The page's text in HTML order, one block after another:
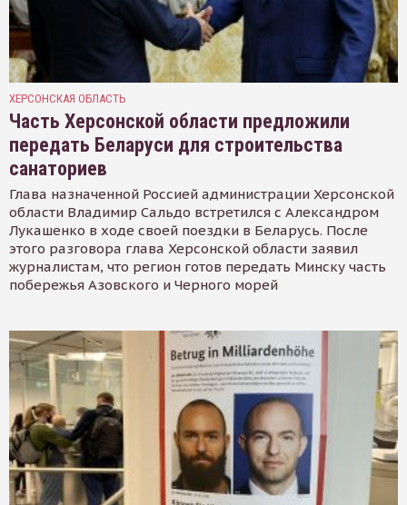
ХЕРСОНСКАЯ ОБЛАСТЬ
Часть Херсонской области предложили
передать Беларуси для строительства
санаториев
Глава назначенной Россией администрации Херсонской
области Владимир Сальдо встретился с Александром
Лукашенко в ходе своей поездки в Беларусь. После
этого разговора глава Херсонской области заявил
журналистам, что регион готов передать Минску часть
побережья Азовского и Черного морей